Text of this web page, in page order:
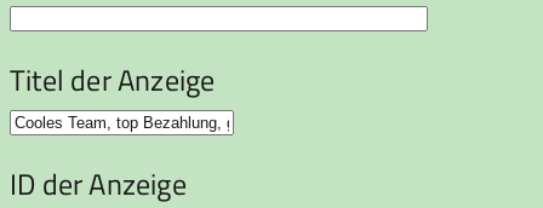
Titel der Anzeige
ID der Anzeige